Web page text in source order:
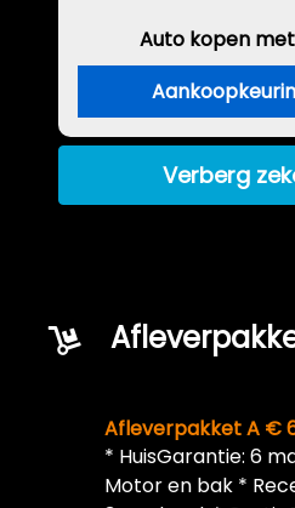
Auto kopen
Verberg
Afleverpakket A €
* HuisGarantie: 6
Motor en bak *